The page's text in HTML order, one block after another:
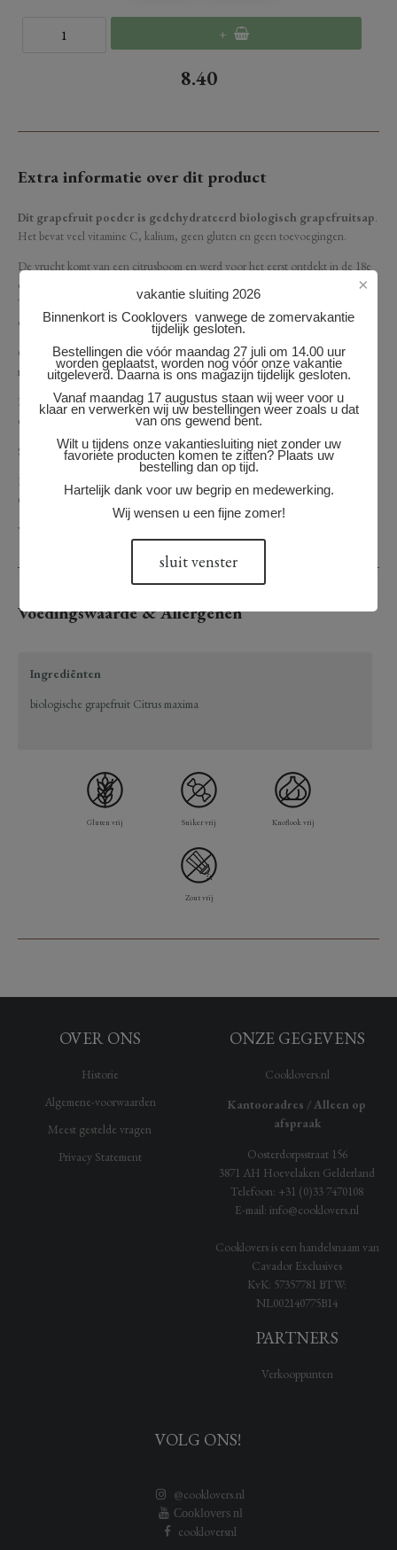
×
vakantie sluiting 2026
Binnenkort is Cooklovers vanwege de zomervakantie
tijdelijk gesloten.
Bestellingen die vóór maandag 27 juli om 14.00 uur
worden geplaatst, worden nog vóór onze vakantie
uitgeleverd. Daarna is ons magazijn tijdelijk gesloten.
Vanaf maandag 17 augustus staan wij weer voor u
klaar en verwerken wij uw bestellingen weer zoals u dat
van ons gewend bent.
Wilt u tijdens onze vakantiesluiting niet zonder uw
favoriete producten komen te zitten? Plaats uw
bestelling dan op tijd.
Hartelijk dank voor uw begrip en medewerking.
Wij wensen u een fijne zomer!
sluit venster
+
8.40
Extra informatie over dit product
Dit grapefruit poeder is gedehydrateerd biologisch grapefruitsap
Het bevat veel vitamine C, kalium, geen gluten en geen toevoegingen.
De vrucht komt van een citrusboom en werd voor het eerst ontdekt in de 18e
eeuw in Barbados. Het werd ook wel de ‘verboden vrucht’ genoemd.
Tegenwoordig wordt de vrucht verbouwd in Mexico, China, Zuid-Afrika en
de Verenigde Staten.
Grapefruit heeft een medium-zuur tot zoet smaakprofiel. De vrucht met het
roodste vruchtvlees smaakt het zoetst.
Dit poeder gemengd met water is een pracht vervanger van vers grapefruitsap
en een goed alternatief voor citroen- of limoensap.
Smaak: fruitig, citrus & zuur
Heerlijk te verwerken in gerechten uit het Middelandse zeegebied,
Griekenland, Marokko en Midden-Oosten.
Voeg het toe aan smoothies, cake of marinades.
Voedingswaarde & Allergenen
Ingrediënten
biologische grapefruit Citrus maxima
Gluten vrij Suiker vrij Knoflook vrij
Zout vrij
OVER ONS
Historie
Algemene-voorwaarden
Meest gestelde vragen
Privacy Statement
ONZE GEGEVENS
Cooklovers.nl
Kantooradres / Alleen op
afspraak
Oosterdorpsstraat 156
3871 AH Hoevelaken Gelderland
Telefoon: +31 (0)33 7470108
E-mail: info@cooklovers.nl
Cooklovers is een handelsnaam van
Cavador Exclusives
KvK: 57357781 BTW:
NL002140775B14
PARTNERS
Verkooppunten
VOLG ONS!
@cooklovers.nl
Cooklovers nl
cookloversnl